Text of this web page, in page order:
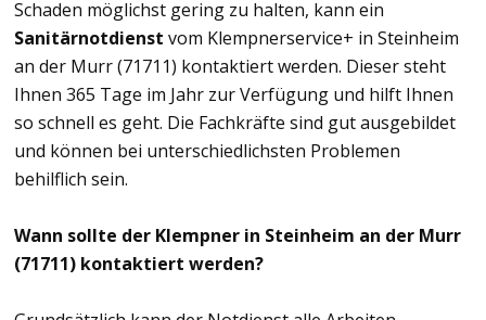
Schaden möglichst gering zu halten, kann ein
Sanitärnotdienst vom Klempnerservice+ in Steinheim
an der Murr (71711) kontaktiert werden. Dieser steht
Ihnen 365 Tage im Jahr zur Verfügung und hilft Ihnen
so schnell es geht. Die Fachkräfte sind gut ausgebildet
und können bei unterschiedlichsten Problemen
behilflich sein.
Wann sollte der Klempner in Steinheim an der Murr
(71711) kontaktiert werden?